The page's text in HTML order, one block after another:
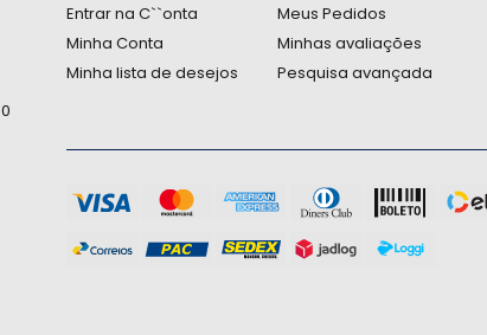
Entrar na C``onta
Minha Conta
Minha lista de desejos
Meus Pedidos
Minhas avaliações
Pesquisa avançada